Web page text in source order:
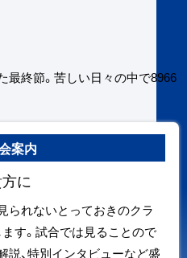
最終節。苦しい日々の中で8966
案内
に
られないとっておきのクラ
す。試合では見ることので
説、特別インタビューなど盛